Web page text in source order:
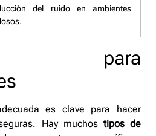
del ruido en ambientes
para
es clave para hacer
Hay muchos tipos de